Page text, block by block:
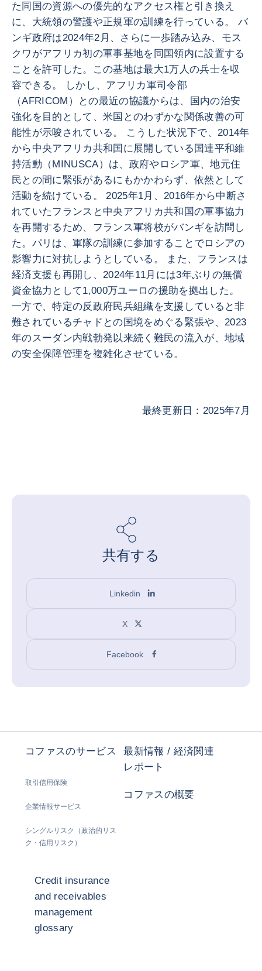
た同国の資源への優先的なアクセス権と引き換え
に、大統領の警護や正規軍の訓練を行っている。 バ
ンギ政府は2024年2月、さらに一歩踏み込み、モス
クワがアフリカ初の軍事基地を同国領内に設置する
ことを許可した。この基地は最大1万人の兵士を収
容できる。 しかし、アフリカ軍司令部
（AFRICOM）との最近の協議からは、国内の治安
強化を目的として、米国とのわずかな関係改善の可
能性が示唆されている。 こうした状況下で、2014年
から中央アフリカ共和国に展開している国連平和維
持活動（MINUSCA）は、政府やロシア軍、地元住
民との間に緊張があるにもかかわらず、依然として
活動を続けている。 2025年1月、2016年から中断さ
れていたフランスと中央アフリカ共和国の軍事協力
を再開するため、フランス軍将校がバンギを訪問し
た。パリは、軍隊の訓練に参加することでロシアの
影響力に対抗しようとしている。 また、フランスは
経済支援も再開し、2024年11月には3年ぶりの無償
資金協力として1,000万ユーロの援助を拠出した。
一方で、特定の反政府民兵組織を支援していると非
難されているチャドとの国境をめぐる緊張や、2023
年のスーダン内戦勃発以来続く難民の流入が、地域
の安全保障管理を複雑化させている。
最終更新日：2025年7月
共有する
Linkedin
X
Facebook
コファスのサービス
取引信用保険
企業情報サービス
シングルリスク（政治的リス
ク・信用リスク）
最新情報 / 経済関連
レポート
コファスの概要
Credit insurance
and receivables
management
glossary